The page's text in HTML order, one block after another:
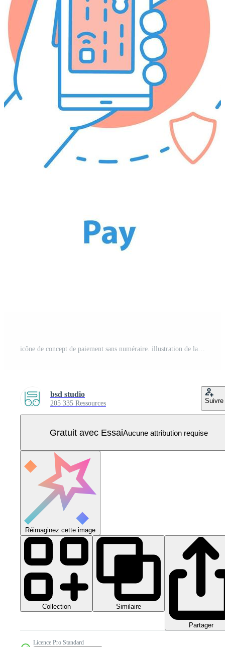
icône de concept de paiement sans numéraire. illustration de la ligne mince de l'idée de banque en ligne. carte de crédit. dessin de contour isolé de vecteur Vecteur Pro
bsd studio
205 335 Ressources Suivre
Gratuit avec EssaiAucune attribution requise
Réimaginez cette image
Collection Similaire
Partager
Licence Pro Standard